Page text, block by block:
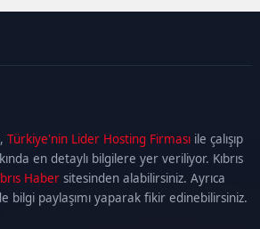
Türkiye'nin Lider Hosting Firması ile çalışıp
en detaylı bilgilere yer veriliyor. Kıbrıs
Haber sitesinden alabilirsiniz. Ayrıca
bilgi paylaşımı yaparak fikir edinebilirsiniz.